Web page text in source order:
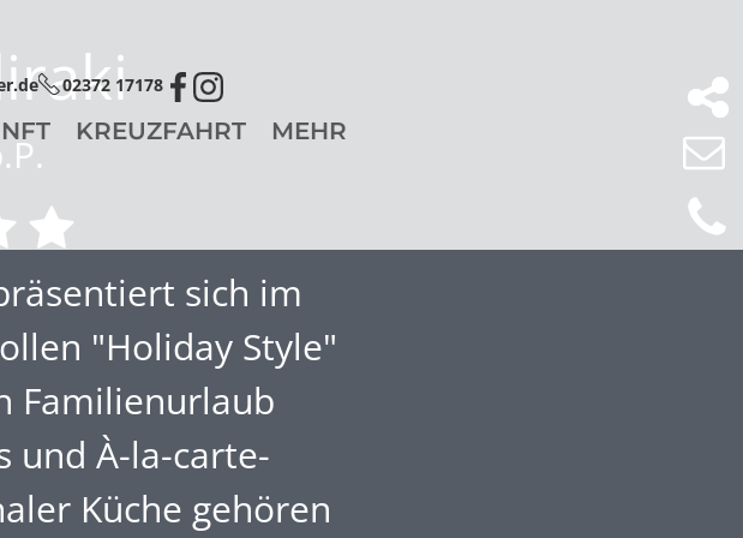
02372 17178
KREUZFAHRT
MEHR
sich im
"Holiday Style"
Familienurlaub
und À-la-carte-
Küche gehören